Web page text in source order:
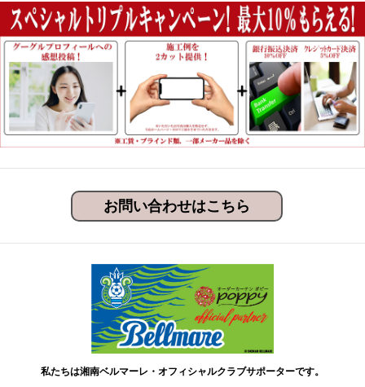
お問い合わせはこちら
私たちは湘南ベルマーレ・オフィシャルクラブサポーターです。